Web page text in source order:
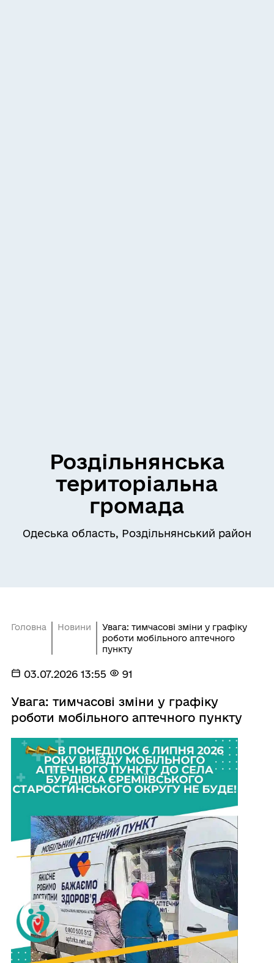
Роздільнянська
територіальна
громада
Одеська область, Роздільнянський район
Головна Новини
Увага: тимчасові зміни у графіку
роботи мобільного аптечного
пункту
03.07.2026 13:55 91
Увага: тимчасові зміни у графіку
роботи мобільного аптечного пункту